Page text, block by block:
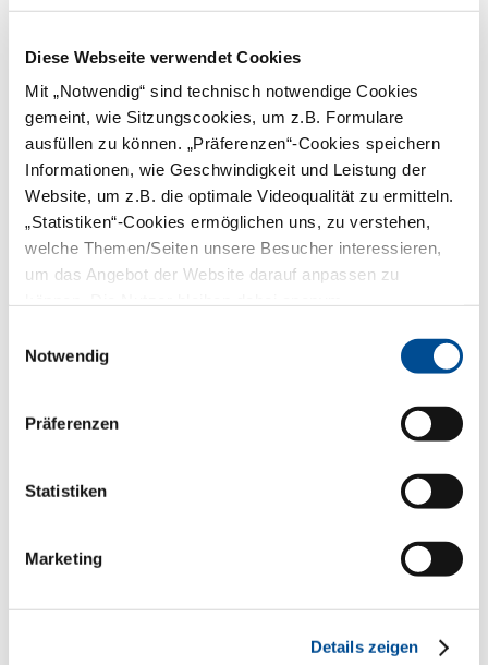
Diese Webseite verwendet Cookies
Mit „Notwendig“ sind technisch notwendige Cookies
gemeint, wie Sitzungscookies, um z.B. Formulare
ausfüllen zu können. „Präferenzen“-Cookies speichern
Informationen, wie Geschwindigkeit und Leistung der
Website, um z.B. die optimale Videoqualität zu ermitteln.
„Statistiken“-Cookies ermöglichen uns, zu verstehen,
welche Themen/Seiten unsere Besucher interessieren,
um das Angebot der Website darauf anpassen zu
Notwendig
Präferenzen
Statistiken
Marketing
Details zeigen
Vorname:
Nachname:*
E-Mail:*